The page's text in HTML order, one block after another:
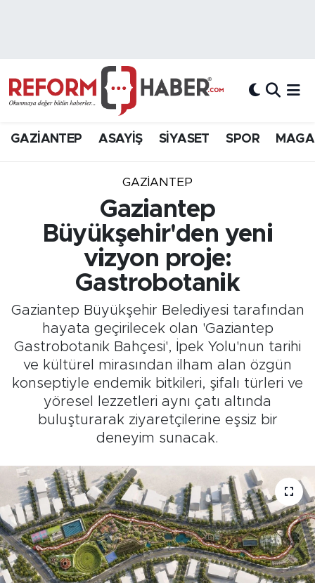
GAZİANTEP ASAYİŞ SİYASET SPOR
GAZIANTEP
Gaziantep
Büyükşehir'den yeni
vizyon proje:
Gastrobotanik
Gaziantep Büyükşehir Belediyesi tarafından
hayata geçirilecek olan 'Gaziantep
Gastrobotanik Bahçesi', İpek Yolu'nun tarihi
ve kültürel mirasından ilham alan özgün
konseptiyle endemik bitkileri, şifalı türleri ve
yöresel lezzetleri aynı çatı altında
buluşturarak ziyaretçilerine eşsiz bir
deneyim sunacak.
Hava Durumu
Süper Lig Puan Durumu ve Fikstür
Son Dakika Haberleri
Haber Arşivi